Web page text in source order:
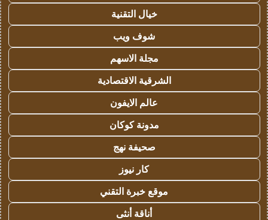
خيال التقنية
شوف ويب
مجلة الاسهم
الشرقية الاقتصادية
عالم الايفون
مدونة كوكان
صحيفة نهج
كار نيوز
موقع خبرة التقني
أناقة أنثى